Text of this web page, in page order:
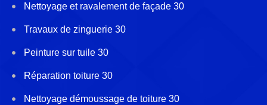
Nettoyage et ravalement de façade 30
Travaux de zinguerie 30
Peinture sur tuile 30
Réparation toiture 30
Nettoyage démoussage de toiture 30